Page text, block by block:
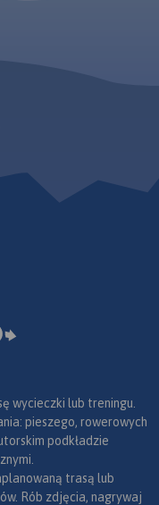
wycieczki lub treningu.
pieszego, rowerowych
podkładzie
trasą lub
Rób zdjęcia, nagrywaj